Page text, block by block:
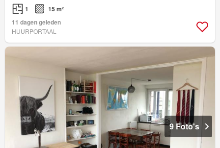
1
15 m²
11 dagen geleden
HUURPORTAAL
9 Foto's